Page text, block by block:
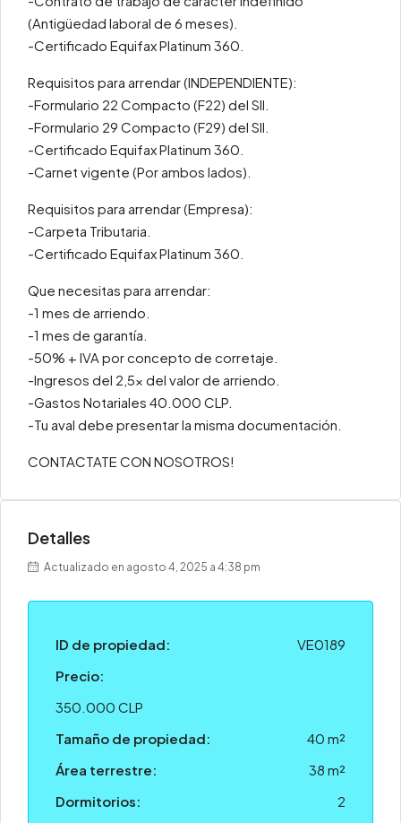
(Antigüedad laboral de 6 meses).
-Certificado Equifax Platinum 360.
Requisitos para arrendar (INDEPENDIENTE):
-Formulario 22 Compacto (F22) del SII.
-Formulario 29 Compacto (F29) del SII.
-Certificado Equifax Platinum 360.
-Carnet vigente (Por ambos lados).
Requisitos para arrendar (Empresa):
-Carpeta Tributaria.
-Certificado Equifax Platinum 360.
Que necesitas para arrendar:
-1 mes de arriendo.
-1 mes de garantía.
-50% + IVA por concepto de corretaje.
-Ingresos del 2,5x del valor de arriendo.
-Gastos Notariales 40.000 CLP.
-Tu aval debe presentar la misma documentación.
CONTACTATE CON NOSOTROS!
Detalles
Actualizado en agosto 4, 2025 a 4:38 pm
ID de propiedad:
VE0189
Precio:
350.000 CLP
Tamaño de propiedad:
40 m²
Área terrestre:
38 m²
Dormitorios:
2